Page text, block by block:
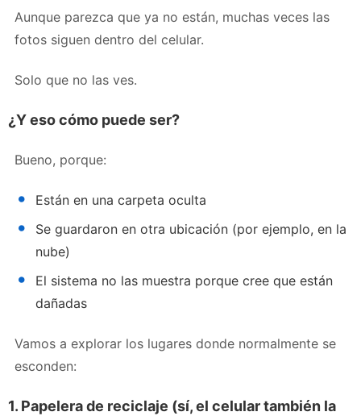
Aunque parezca que ya no están, muchas veces las
fotos siguen dentro del celular.
Solo que no las ves.
¿Y eso cómo puede ser?
Bueno, porque:
Están en una carpeta oculta
Se guardaron en otra ubicación (por ejemplo, en la
nube)
El sistema no las muestra porque cree que están
dañadas
Vamos a explorar los lugares donde normalmente se
esconden:
1. Papelera de reciclaje (sí, el celular también la